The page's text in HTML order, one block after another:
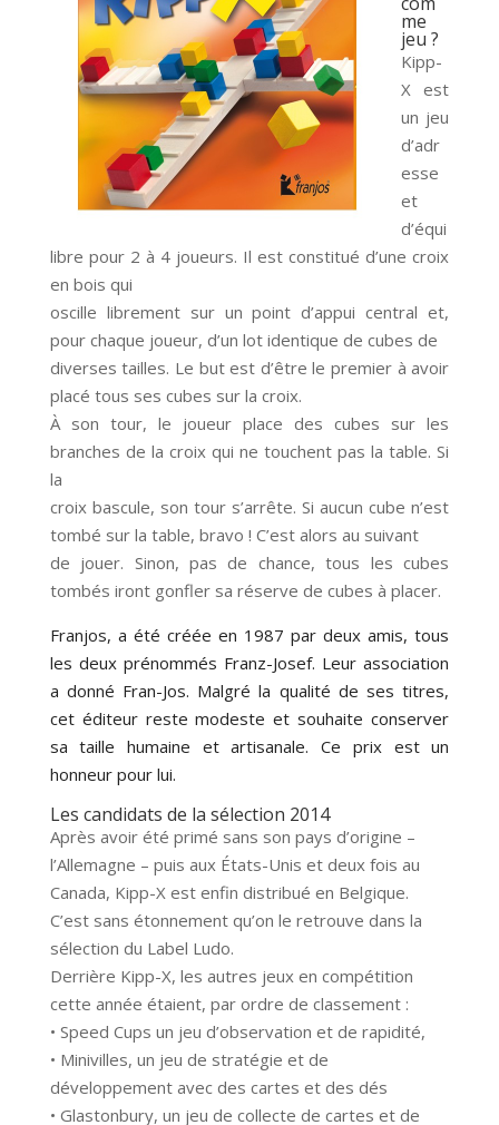
me
jeu ?
Kipp-
X est
un jeu
d’adr
esse
et
d’équi
libre pour 2 à 4 joueurs. Il est constitué d’une croix
en bois qui
oscille librement sur un point d’appui central et,
pour chaque joueur, d’un lot identique de cubes de
diverses tailles. Le but est d’être le premier à avoir
placé tous ses cubes sur la croix.
À son tour, le joueur place des cubes sur les
branches de la croix qui ne touchent pas la table. Si
la
croix bascule, son tour s’arrête. Si aucun cube n’est
tombé sur la table, bravo ! C’est alors au suivant
de jouer. Sinon, pas de chance, tous les cubes
tombés iront gonfler sa réserve de cubes à placer.
Franjos, a été créée en 1987 par deux amis, tous
les deux prénommés Franz-Josef. Leur association
a donné Fran-Jos. Malgré la qualité de ses titres,
cet éditeur reste modeste et souhaite conserver
sa taille humaine et artisanale. Ce prix est un
honneur pour lui.
Les candidats de la sélection 2014
Après avoir été primé sans son pays d’origine –
l’Allemagne – puis aux États-Unis et deux fois au
Canada, Kipp-X est enfin distribué en Belgique.
C’est sans étonnement qu’on le retrouve dans la
sélection du Label Ludo.
Derrière Kipp-X, les autres jeux en compétition
cette année étaient, par ordre de classement :
• Speed Cups un jeu d’observation et de rapidité,
• Minivilles, un jeu de stratégie et de
développement avec des cartes et des dés
• Glastonbury, un jeu de collecte de cartes et de